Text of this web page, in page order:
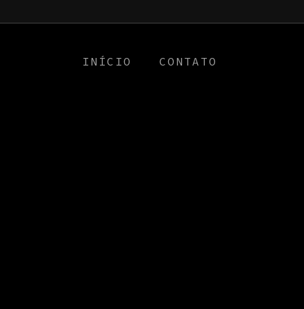
INÍCIO CONTATO